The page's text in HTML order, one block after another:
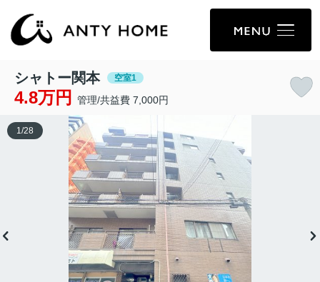
シャトー関本 空室1
4.8万円 管理/共益費 7,000円
1 /28